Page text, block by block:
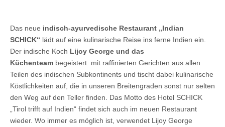
Das neue indisch-ayurvedische Restaurant „Indian
SCHICK“ lädt auf eine kulinarische Reise ins ferne Indien ein.
Der indische Koch Lijoy George und das
Küchenteam begeistert mit raffinierten Gerichten aus allen
Teilen des indischen Subkontinents und tischt dabei kulinarische
Köstlichkeiten auf, die in unseren Breitengraden sonst nur selten
den Weg auf den Teller finden. Das Motto des Hotel SCHICK
„Tirol trifft auf Indien“ findet sich auch im neuen Restaurant
wieder. Wo immer es möglich ist, verwendet Lijoy George